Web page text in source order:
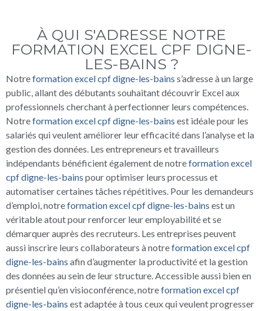
À QUI S'ADRESSE NOTRE
FORMATION EXCEL CPF DIGNE-
LES-BAINS ?
Notreformation excel cpf digne-les-bains s’adresse à un large
public, allant des débutants souhaitant découvrir Excel aux
professionnels cherchant à perfectionner leurs compétences.
Notreformation excel cpf digne-les-bains est idéale pour les
salariés qui veulent améliorer leur efficacité dans l’analyse et la
gestion des données. Les entrepreneurs et travailleurs
indépendants bénéficient également de notreformation excel
cpf digne-les-bains pour optimiser leurs processus et
automatiser certaines tâches répétitives. Pour les demandeurs
d’emploi, notreformation excel cpf digne-les-bains est un
véritable atout pour renforcer leur employabilité et se
démarquer auprès des recruteurs. Les entreprises peuvent
aussi inscrire leurs collaborateurs à notreformation excel cpf
digne-les-bains afin d’augmenter la productivité et la gestion
des données au sein de leur structure. Accessible aussi bien en
présentiel qu’en visioconférence, notreformation excel cpf
digne-les-bains est adaptée à tous ceux qui veulent progresser